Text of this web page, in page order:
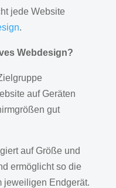
jede Website
.
Webdesign?
auf Geräten
gut
auf Größe und
ermöglicht so die
jeweiligen Endgerät.